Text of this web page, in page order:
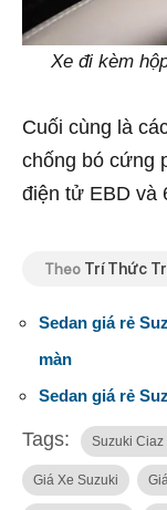
Xe đi kèm
Cuối cùng là
chống bó cứng
điện tử EBD và
Theo Trí Thức
Sedan giá rẻ
màn
Sedan giá rẻ
Tags: Suzuki Ciaz
Giá Xe Suzuki